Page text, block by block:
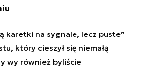
karetki na sygnale, lecz puste”
który cieszył się niemałą
wy również byliście